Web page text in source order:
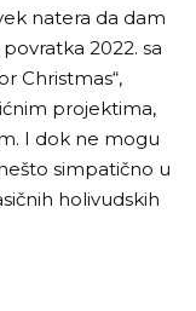
natera da dam
2022. sa
Christmas“,
projektima,
I dok ne mogu
simpatično u
holivudskih